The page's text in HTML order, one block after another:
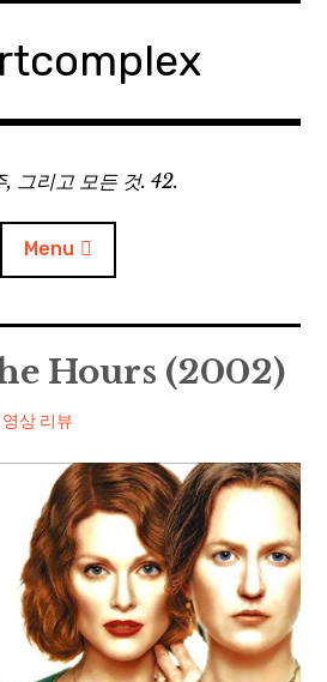
, 그리고 모든 것. 42.
Menu
Tactical Auto Battler
Crusades
Hours (2002)
영상 리뷰